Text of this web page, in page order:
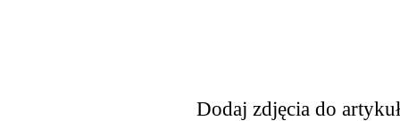
Dodaj zdjęcia do